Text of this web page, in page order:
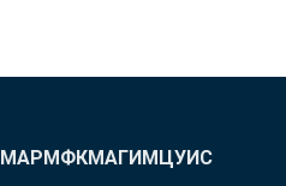
МАРМФКМАГИМЦУИС